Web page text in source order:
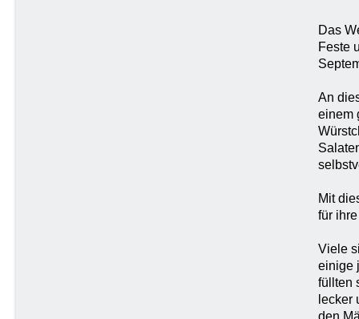
Das
Feste
An
einem
Mit
für
Viele
einige
füllten
lecker
den